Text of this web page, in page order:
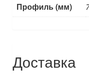
Профиль (мм)
Доставка